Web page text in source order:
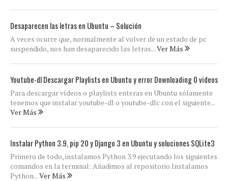
Desaparecen las letras en Ubuntu – Solución
A veces ocurre que, normalmente al volver de un estado de pc
suspendido, nos han desaparecido las letras...Ver Más
Youtube-dl Descargar Playlists en Ubuntu y error Downloading 0 videos
Para descargar vídeos o playlists enteras en Ubuntu sólamente
tenemos que instalar youtube-dl o youtube-dlc con el siguiente...
Ver Más
Instalar Python 3.9, pip 20 y Django 3 en Ubuntu y soluciones SQLite3
Primero de todo, instalamos Python 3.9 ejecutando los siguientes
comandos en la terminal: Añadimos al repositorio Instalamos
Python...Ver Más